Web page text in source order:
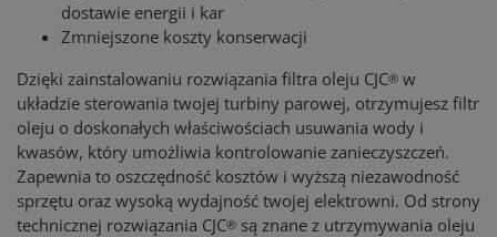
dostawie energii i kar
Zmniejszone koszty konserwacji
Dzięki zainstalowaniu rozwiązania filtra oleju CJC® w
układzie sterowania twojej turbiny parowej, otrzymujesz filtr
oleju o doskonałych właściwościach usuwania wody i
kwasów, który umożliwia kontrolowanie zanieczyszczeń.
Zapewnia to oszczędność kosztów i wyższą niezawodność
sprzętu oraz wysoką wydajność twojej elektrowni. Od strony
technicznej rozwiązania CJC® są znane z utrzymywania oleju